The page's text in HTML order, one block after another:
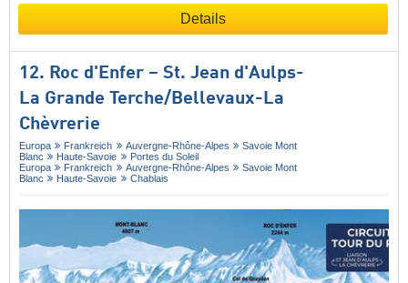
Details
12. Roc d'Enfer – St. Jean d'Aulps-
La Grande Terche/​Bellevaux-La
Chèvrerie
Europa Frankreich Auvergne-Rhône-Alpes
Savoie Mont
Blanc
Haute-Savoie
Portes du Soleil
Europa
Frankreich Auvergne-Rhône-Alpes
Savoie Mont
Blanc
Haute-Savoie Chablais